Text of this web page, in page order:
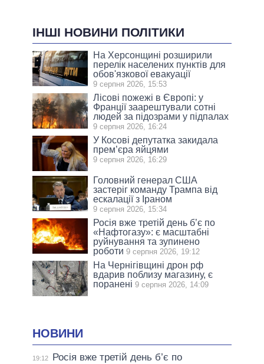
ІНШІ НОВИНИ ПОЛІТИКИ
На Херсонщині розширили
перелік населених пунктів для
обов'язкової евакуації
9 серпня 2026, 15:53
Лісові пожежі в Європі: у
Франції заарештували сотні
людей за підозрами у підпалах
9 серпня 2026, 16:24
У Косові депутатка закидала
прем’єра яйцями
9 серпня 2026, 16:29
Головний генерал США
застеріг команду Трампа від
ескалації з Іраном
9 серпня 2026, 15:34
Росія вже третій день б’є по
«Нафтогазу»: є масштабні
руйнування та зупинено
роботи 9 серпня 2026, 19:12
На Чернігівщині дрон рф
вдарив поблизу магазину, є
поранені 9 серпня 2026, 14:09
НОВИНИ
19:12
Росія вже третій день б’є по